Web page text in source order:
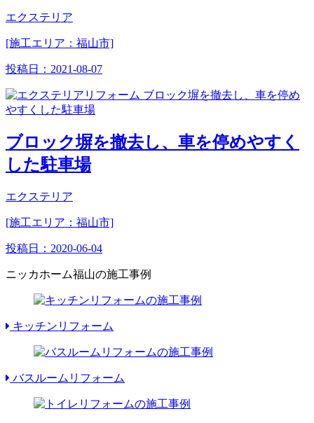
エクステリア
[施工エリア：福山市]
投稿日： 2021-08-07
ブロック塀を撤去し、車を停めやすく
した駐車場
エクステリア
[施工エリア：福山市]
投稿日： 2020-06-04
ニッカホーム福山の施工事例
キッチンリフォーム
バスルームリフォーム